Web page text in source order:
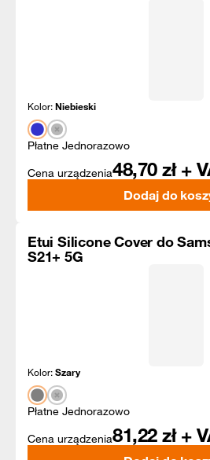
Kolor:Niebieski
Płatne Jednorazowo
Cena urządzenia48,70 zł +
Dodaj do
Etui Silicone Cover do
S21+ 5G
Kolor:Szary
Płatne Jednorazowo
Cena urządzenia81,22 zł +